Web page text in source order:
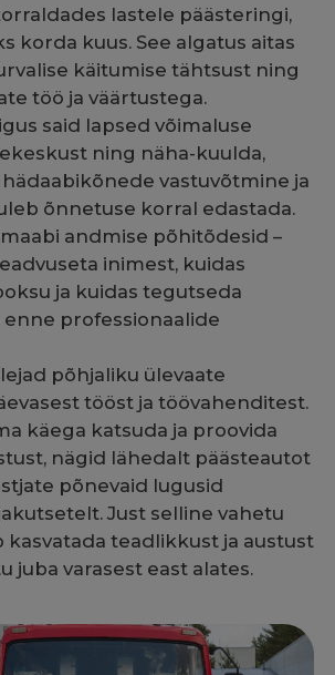
lastele päästeringi,
korda kuus. See algatus aitas
käitumise tähtsust ning
töö ja väärtustega.
said lapsed võimaluse
ning näha-kuulda,
vastuvõtmine ja
õnnetuse korral edastada.
andmise põhitõdesid –
inimest, kuidas
ja kuidas tegutseda
professionaalide
põhjaliku ülevaate
tööst ja töövahenditest.
käega katsuda ja proovida
nägid lähedalt päästeautot
põnevaid lugusid
Just selline vahetu
kasvatada teadlikkust ja austust
juba varasest east alates.